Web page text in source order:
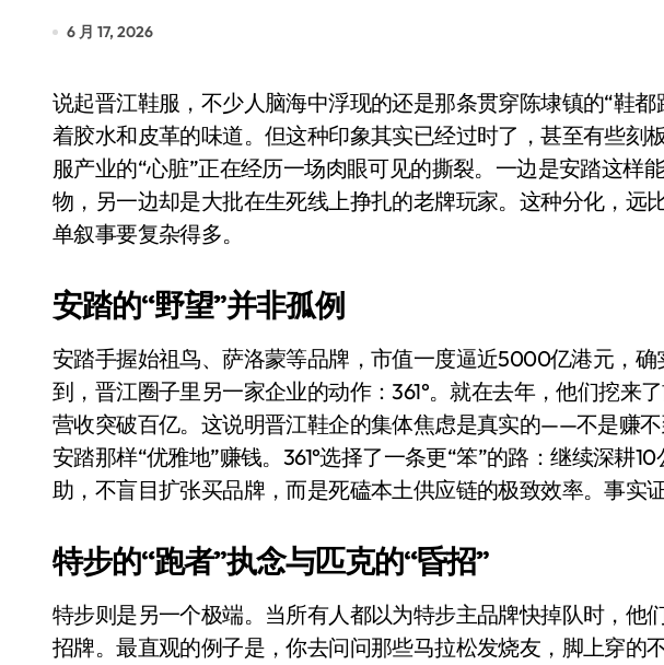
召回X9、合作大众遇冷、高端梦碎：小鹏的“多事之夏”
比Model 3便宜？不，比Model 3有面儿——试驾雷克萨斯
550亿美金！沙特把EA买了，但背了200亿的债
Xbox 25岁生日送壁纸送徽章，就是不送主机，你领不领？
别再用汽车USB给MacBook充电了！老司机教你3招真·快充
Windows 11家庭版和专业版，选错真的会后悔吗？
你的U盘格式对了吗？详解exFAT和NTFS的终极对决
维修店最怕的“作死”操作：把手机塞冰箱，你中招了吗？
从“卖电视”到“定规则”：海信拿下RGB-Mini LED全球话语权
对不起胖东来，我先不学了——永辉的“休克疗法”宣告暂停
国际首次！中国钙钛矿探测器太空“开箱”，一边探测射线一
6 月 17, 2026
说起晋江鞋服，不少人脑海中浮现的还是那条贯穿陈埭镇的“鞋都路”，两侧招牌林立，空气中飘
着胶水和皮革的味道。但这种印象其实已经过时了，甚至有些刻
服产业的“心脏”正在经历一场肉眼可见的撕裂。一边是安踏这样
物，另一边却是大批在生死线上挣扎的老牌玩家。这种分化，远
单叙事要复杂得多。
安踏的“野望”并非孤例
安踏手握始祖鸟、萨洛蒙等品牌，市值一度逼近5000亿港元，
到，晋江圈子里另一家企业的动作：361°。就在去年，他们挖来
营收突破百亿。这说明晋江鞋企的集体焦虑是真实的——不是赚
安踏那样“优雅地”赚钱。361°选择了一条更“笨”的路：继续深耕
助，不盲目扩张买品牌，而是死磕本土供应链的极致效率。事实
特步的“跑者”执念与匹克的“昏招”
特步则是另一个极端。当所有人都以为特步主品牌快掉队时，他
招牌。最直观的例子是，你去问问那些马拉松发烧友，脚上穿的